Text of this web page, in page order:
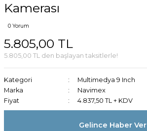
Kamerası
0 Yorum
5.805,00 TL
5.805,00 TL den başlayan taksitlerle!
Kategori
Multimedya 9 Inch
Marka
Navimex
Fiyat
4.837,50 TL + KDV
Gelince Haber Ver